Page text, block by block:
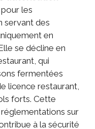
les
servant des
en
se décline en
qui
fermentées
licence restaurant,
forts. Cette
sur
à la sécurité